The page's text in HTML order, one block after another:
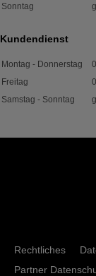
Sonntag
Kundendienst
Montag - Donnerstag
Freitag
Samstag - Sonntag
Rechtliches
Partner